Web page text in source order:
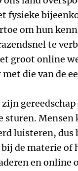
fysieke
om hun
te
groot online
die van de
sturen.
luisteren,
de materie of
en online